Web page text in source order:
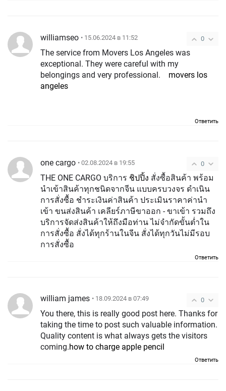
0
williamseo • 15.06.2024 в 11:52
The service from Movers Los Angeles was
exceptional. They were careful with my
belongings and very professional. movers los
angeles
Ответить
0
one cargo • 02.08.2024 в 19:55
THE ONE CARGO บริการ ชิปปิ้ง สั่งซื้อสินค้า พร้อม
นำเข้าสินค้าทุกชนิดจากจีน แบบครบวงจร ดำเนิน
การสั่งซื้อ ชำระเงินค่าสินค้า ประเมินราคาค่านำ
เข้า ขนส่งสินค้า เคลียร์ภาษีขาออก - ขาเข้า รวมถึง
บริการจัดส่งสินค้าให้ถึงมือท่าน ไม่จำกัดขั้นต่ำใน
การสั่งซื้อ สั่งได้ทุกร้านในจีน สั่งได้ทุกวันไม่มีรอบ
การสั่งซื้อ
Ответить
0
william james • 18.09.2024 в 07:49
You there, this is really good post here. Thanks for
taking the time to post such valuable information.
Quality content is what always gets the visitors
coming.how to charge apple pencil
Ответить